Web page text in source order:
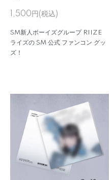
1,500円(税込)
SM新人ボーイズグループ RIIZE
ライズの SM 公式 ファンコン グッ
ズ！